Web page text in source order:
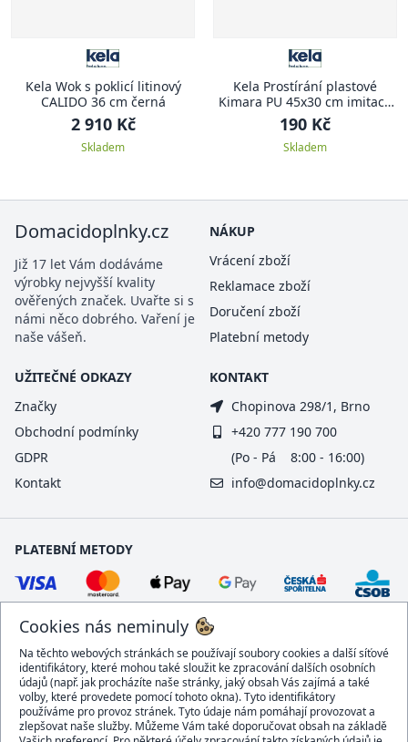
Kela Wok s poklicí litinový
CALIDO 36 cm černá
2 910 Kč
Skladem
Kela Prostírání plastové
Kimara PU 45x30 cm imitace
kůže světle modrá
190 Kč
Skladem
Cookies nás neminuly
Na těchto webových stránkách se používají soubory cookies a další síťové
identifikátory, které mohou také sloužit ke zpracování dalších osobních
údajů (např. jak procházíte naše stránky, jaký obsah Vás zajímá a také
volby, které provedete pomocí tohoto okna). Tyto identifikátory
používáme pro provoz stránek. Tyto údaje nám pomáhají provozovat a
zlepšovat naše služby. Můžeme Vám také doporučovat obsah na základě
Domacidoplnky.cz
Již 17 let Vám dodáváme
výrobky nejvyšší kvality
ověřených značek. Uvařte si s
námi něco dobrého. Vaření je
naše vášeň.
NÁKUP
Vrácení zboží
Reklamace zboží
Doručení zboží
Platební metody
UŽITEČNÉ ODKAZY
Značky
Obchodní podmínky
GDPR
Kontakt
KONTAKT
Chopinova 298/1, Brno
+420 777 190 700
(Po - Pá 8:00 - 16:00)
info@domacidoplnky.cz
PLATEBNÍ METODY
DOPRAVCI